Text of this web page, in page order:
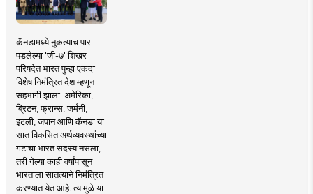
कॅनडामध्ये नुकत्याच पार
पडलेल्या 'जी-७' शिखर
परिषदेत भारत पुन्हा एकदा
विशेष निमंत्रित देश म्हणून
सहभागी झाला. अमेरिका,
ब्रिटन, फ्रान्स, जर्मनी,
इटली, जपान आणि कॅनडा या
सात विकसित अर्थव्यवस्थांच्या
गटाचा भारत सदस्य नसला,
तरी गेल्या काही वर्षांपासून
भारताला सातत्याने निमंत्रित
करण्यात येत आहे. त्यामुळे या